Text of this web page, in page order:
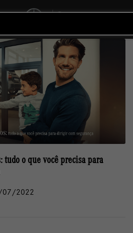
tudo o que você precisa para
07/2022